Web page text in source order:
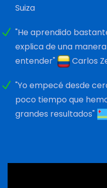
Suiza
"He aprendido
explica de una
entender"
Carlos
"Yo empecé desde
poco tiempo que
grandes resultados"